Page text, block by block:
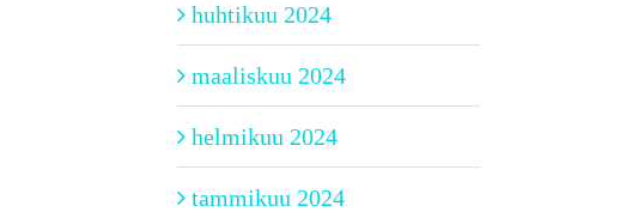
huhtikuu 2024
maaliskuu 2024
helmikuu 2024
tammikuu 2024